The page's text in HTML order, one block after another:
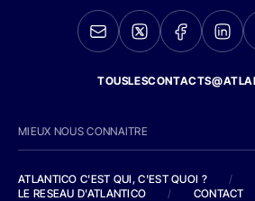
MIEUX NOUS CONNAITRE
ATLANTICO C'EST QUI, C'EST QUOI ?
/
LE RESEAU D'ATLANTICO
/ CONTACT